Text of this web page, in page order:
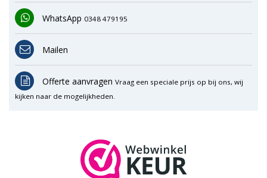
WhatsApp 0348 479195
Mailen
Offerte aanvragen Vraag een speciale prijs op bij ons, wij
kijken naar de mogelijkheden.